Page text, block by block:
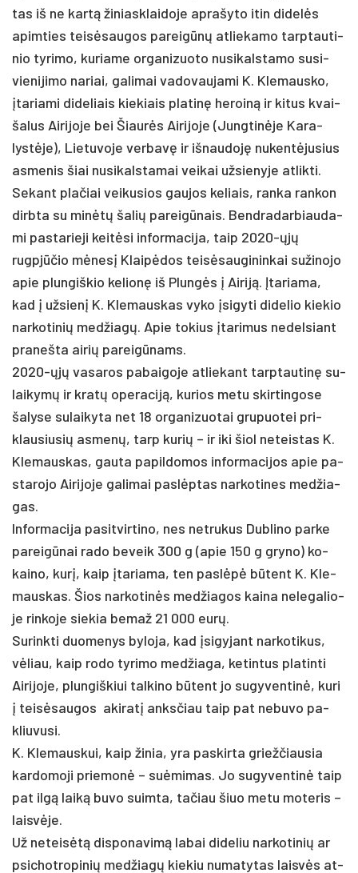
tas iš ne kartą ži­niask­lai­do­je ap­ra­šy­to itin di­delės
apim­ties teisė­sau­gos pa­reigūnų at­lie­ka­mo tarp­tau­ti­
nio ty­ri­mo, ku­ria­me or­ga­ni­zuo­to nu­si­kals­ta­mo su­si­
vie­ni­ji­mo na­riai, galimai va­do­vau­ja­mi K. Kle­maus­ko,
įta­ria­mi di­de­liais kie­kiais pla­tinę he­roiną ir ki­tus kvai­
ša­lus Ai­ri­jo­je bei Šiaurės Ai­ri­jo­je (Jung­tinė­je Ka­ra­
lystė­je), Lie­tu­vo­je ver­bavę ir iš­nau­doję nu­kentė­ju­sius
as­me­nis šiai nu­si­kals­ta­mai vei­kai už­sie­ny­je at­lik­ti.
Se­kant pla­čiai vei­ku­sios gau­jos ke­liais, ran­ka ran­kon
dirb­ta su minėtų ša­lių pa­reigū­nais. Bend­ra­dar­biau­da­
mi pa­sta­rie­ji keitė­si in­for­ma­ci­ja, taip 2020-ųjų
rugpjū­čio mėnesį Klaipė­dos teisė­sau­gi­nin­kai su­ži­no­jo
apie plun­giš­kio ke­lionę iš Plungės į Ai­riją. Įta­ria­ma,
kad į už­sienį K. Kle­maus­kas vy­ko įsi­gy­ti di­de­lio kie­kio
nar­ko­ti­nių med­žiagų. Apie to­kius įta­ri­mus ne­del­siant
pra­neš­ta ai­rių pa­reigū­nams.
2020-ųjų va­sa­ros pa­bai­go­je at­lie­kant tarp­tau­tinę su­
lai­kymų ir kratų ope­ra­ciją, ku­rios me­tu skir­tin­go­se
ša­ly­se su­lai­ky­ta net 18 or­ga­ni­zuo­tai gru­puo­tei pri­
klau­siu­sių as­menų, tarp ku­rių – ir iki šiol ne­teis­tas K.
Kle­maus­kas, gau­ta pa­pil­do­mos in­for­ma­ci­jos apie pa­
sta­ro­jo Ai­ri­jo­je ga­li­mai pa­slėptas nar­ko­ti­nes med­žia­
gas.
In­for­ma­ci­ja pa­si­tvir­ti­no, nes ne­tru­kus Dub­li­no par­ke
pa­reigū­nai ra­do be­veik 300 g (apie 150 g gry­no) ko­
kai­no, kurį, kaip įta­ria­ma, ten pa­slėpė būtent K. Kle­
maus­kas. Šios nar­ko­tinės med­žia­gos kai­na ne­le­ga­lio­
je rin­ko­je sie­kia be­maž 21 000 eurų.
Su­rink­ti duo­me­nys by­lo­ja, kad įsi­gy­jant nar­ko­ti­kus,
vėliau, kaip ro­do ty­ri­mo med­žia­ga, ke­tin­tus pla­tin­ti
Ai­ri­jo­je, plun­giš­kiui tal­ki­no būtent jo su­gy­ven­tinė, ku­ri
į teisė­sau­gos aki­ratį anks­čiau taip pat ne­bu­vo pa­
kliu­vu­si.
K. Kle­maus­kui, kaip ži­nia, yra pa­skir­ta griež­čiau­sia
kar­do­mo­ji prie­monė – su­ėmi­mas. Jo su­gy­ven­tinė taip
pat ilgą laiką bu­vo suim­ta, ta­čiau šiuo me­tu mo­te­ris –
laisvė­je.
Už ne­teisėtą dis­po­na­vimą la­bai di­de­liu nar­ko­ti­nių ar
psi­chot­ro­pi­nių med­žiagų kie­kiu nu­ma­ty­tas laisvės at­